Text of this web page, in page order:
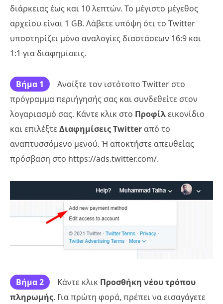
διάρκειας έως και 10 λεπτών. Το μέγιστο μέγεθος
αρχείου είναι 1 GB. Λάβετε υπόψη ότι το Twitter
υποστηρίζει μόνο αναλογίες διαστάσεων 16:9 και
1:1 για διαφημίσεις.
Βήμα 1
Ανοίξτε τον ιστότοπο Twitter στο
πρόγραμμα περιήγησής σας και συνδεθείτε στον
λογαριασμό σας. Κάντε κλικ στο Προφίλεικονίδιο
και επιλέξτε Διαφημίσεις Twitter από το
αναπτυσσόμενο μενού. Ή αποκτήστε απευθείας
πρόσβαση στο https://ads.twitter.com/.
Βήμα 2 Κάντε κλικ Προσθήκη νέου τρόπου
πληρωμής. Για πρώτη φορά, πρέπει να εισαγάγετε